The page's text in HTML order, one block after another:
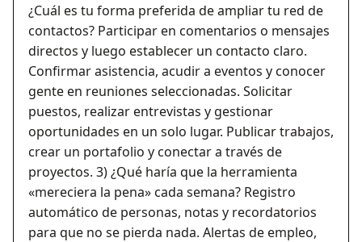
¿Cuál es tu forma preferida de ampliar tu red de
contactos? Participar en comentarios o mensajes
directos y luego establecer un contacto claro.
Confirmar asistencia, acudir a eventos y conocer
gente en reuniones seleccionadas. Solicitar
puestos, realizar entrevistas y gestionar
oportunidades en un solo lugar. Publicar trabajos,
crear un portafolio y conectar a través de
proyectos. 3) ¿Qué haría que la herramienta
«mereciera la pena» cada semana? Registro
automático de personas, notas y recordatorios
para que no se pierda nada. Alertas de empleo,